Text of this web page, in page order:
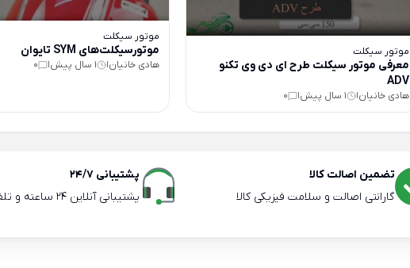
موتور سیکلت
معرفی موتور سیکلت طرح ای دی وی تکنو
ADV
هادی خانیان| 1 سال پیش |
0
موتور سیکلت
موتورسیکلت‌های SYM تایوان
هادی خانیان| 1 سال پیش |
0
تضمین اصالت کالا
گارانتی اصالت و سلامت فیزیکی کالا
پشتیبانی 24/7
پشتیبانی آنلاین 24 ساعته و تلفنی ساعات اداری